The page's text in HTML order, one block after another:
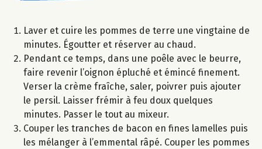
Laver et cuire les pommes de terre une vingtaine de
minutes. Égoutter et réserver au chaud.
Pendant ce temps, dans une poêle avec le beurre,
faire revenir l’oignon épluché et émincé finement.
Verser la crème fraîche, saler, poivrer puis ajouter
le persil. Laisser frémir à feu doux quelques
minutes. Passer le tout au mixeur.
Couper les tranches de bacon en fines lamelles puis
les mélanger à l’emmental râpé. Couper les pommes